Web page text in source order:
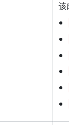
该